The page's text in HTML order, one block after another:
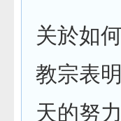
关於如
教宗表
天的努